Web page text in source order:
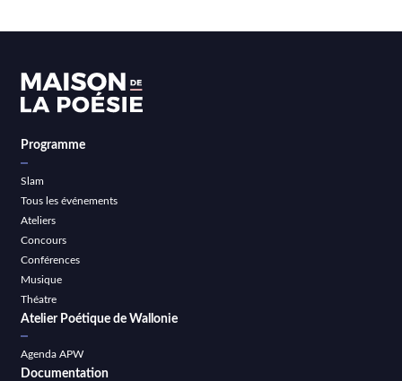
Programme
Slam
Tous les événements
Ateliers
Concours
Conférences
Musique
Théatre
Atelier Poétique de Wallonie
Agenda APW
Documentation